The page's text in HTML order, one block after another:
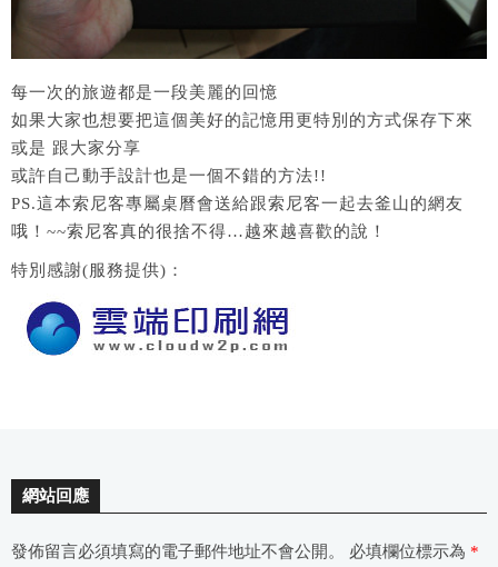
每一次的旅遊都是一段美麗的回憶
如果大家也想要把這個美好的記憶用更特別的方式保存下來
或是 跟大家分享
或許自己動手設計也是一個不錯的方法!!
PS.這本索尼客專屬桌曆會送給跟索尼客一起去釜山的網友
哦！~~索尼客真的很捨不得…越來越喜歡的說！
特別感謝(服務提供)：
網站回應
發佈留言必須填寫的電子郵件地址不會公開。 必填欄位標示為 *